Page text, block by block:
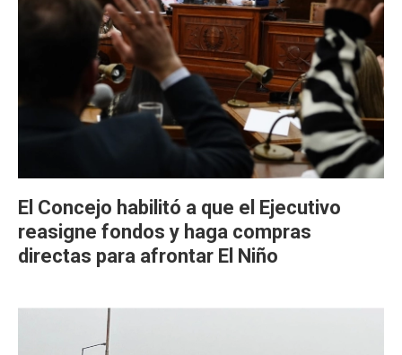
El Concejo habilitó a que el Ejecutivo
reasigne fondos y haga compras
directas para afrontar El Niño